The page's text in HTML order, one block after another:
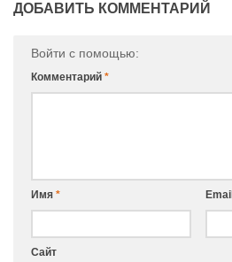
ДОБАВИТЬ КОММЕНТАРИЙ
Войти с помощью:
Комментарий *
Имя * Email
Сайт